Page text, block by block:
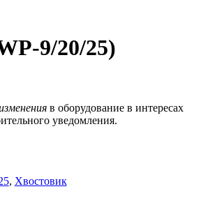
9/20/25)
в оборудование в интересах
уведомления.
, Хвостовик